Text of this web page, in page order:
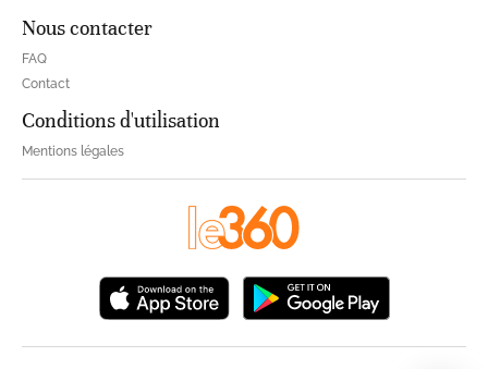
Nous contacter
FAQ
Contact
Conditions d'utilisation
Mentions légales